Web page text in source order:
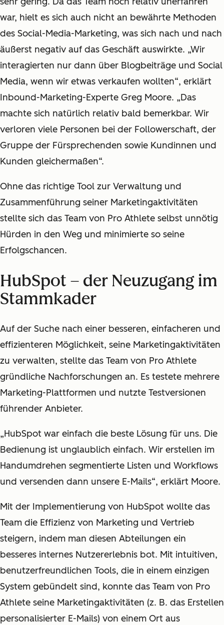
war, hielt es sich auch nicht an bewährte Methoden
des Social-Media-Marketing, was sich nach und nach
äußerst negativ auf das Geschäft auswirkte. „Wir
interagierten nur dann über Blogbeiträge und Social
Media, wenn wir etwas verkaufen wollten“, erklärt
Inbound-Marketing-Experte Greg Moore. „Das
machte sich natürlich relativ bald bemerkbar. Wir
verloren viele Personen bei der Followerschaft, der
Gruppe der Fürsprechenden sowie Kundinnen und
Kunden gleichermaßen“.
Ohne das richtige Tool zur Verwaltung und
Zusammenführung seiner Marketingaktivitäten
stellte sich das Team von Pro Athlete selbst unnötig
Hürden in den Weg und minimierte so seine
Erfolgschancen.
HubSpot – der Neuzugang im
Stammkader
Auf der Suche nach einer besseren, einfacheren und
effizienteren Möglichkeit, seine Marketingaktivitäten
zu verwalten, stellte das Team von Pro Athlete
gründliche Nachforschungen an. Es testete mehrere
Marketing-Plattformen und nutzte Testversionen
führender Anbieter.
„HubSpot war einfach die beste Lösung für uns. Die
Bedienung ist unglaublich einfach. Wir erstellen im
Handumdrehen segmentierte Listen und Workflows
und versenden dann unsere E-Mails“, erklärt Moore.
Mit der Implementierung von HubSpot wollte das
Team die Effizienz von Marketing und Vertrieb
steigern, indem man diesen Abteilungen ein
besseres internes Nutzererlebnis bot. Mit intuitiven,
benutzerfreundlichen Tools, die in einem einzigen
System gebündelt sind, konnte das Team von Pro
Athlete seine Marketingaktivitäten (z. B. das Erstellen
personalisierter E-Mails) von einem Ort aus